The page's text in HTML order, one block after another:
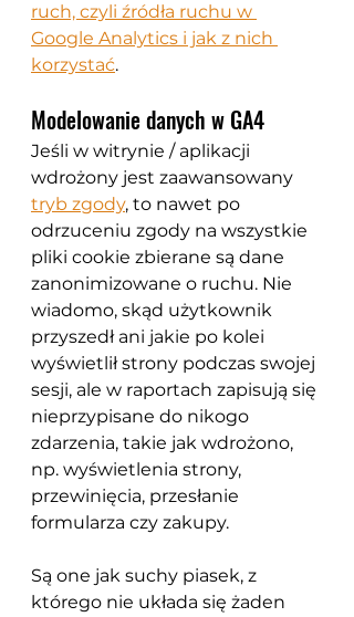
ruch, czyli źródła ruchu w
Google Analytics i jak z nich
korzystać.
Modelowanie danych w GA4
Jeśli w witrynie / aplikacji
wdrożony jest zaawansowany
tryb zgody, to nawet po
odrzuceniu zgody na wszystkie
pliki cookie zbierane są dane
zanonimizowane o ruchu. Nie
wiadomo, skąd użytkownik
przyszedł ani jakie po kolei
wyświetlił strony podczas swojej
sesji, ale w raportach zapisują się
nieprzypisane do nikogo
zdarzenia, takie jak wdrożono,
np. wyświetlenia strony,
przewinięcia, przesłanie
formularza czy zakupy.
Są one jak suchy piasek, z
którego nie układa się żaden